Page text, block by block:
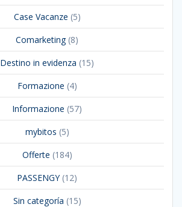
Case Vacanze (5)
Comarketing(8)
Destino in evidenza (15)
Formazione (4)
Informazione (57)
mybitos (5)
Offerte (184)
PASSENGY(12)
Sin categoría (15)